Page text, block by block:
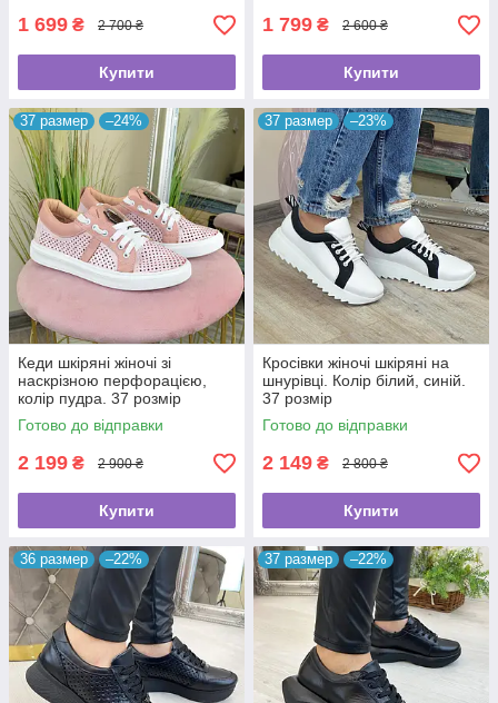
1 699 ₴ 2 700 ₴
Купити
1 799 ₴ 2 600 ₴
Купити
37 размер –24%
Кеди шкіряні жіночі зі
наскрізною перфорацією,
колір пудра. 37 розмір
Готово до відправки
2 199 ₴ 2 900 ₴
Купити
37 размер –23%
Кросівки жіночі шкіряні на
шнурівці. Колір білий, синій.
37 розмір
Готово до відправки
2 149 ₴ 2 800 ₴
Купити
36 размер –22% 37 размер –22%